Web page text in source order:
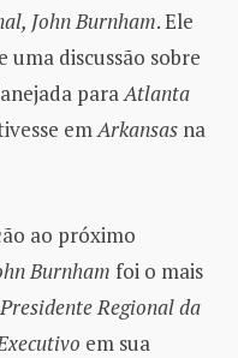
John Burnham. Ele
uma discussão sobre
paraAtlanta
emArkansas na
ao próximo
Burnham foi o mais
Regional da
em sua